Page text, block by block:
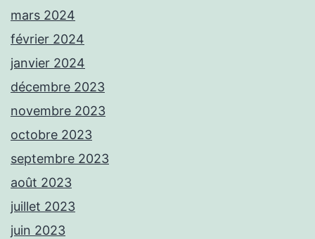
mars 2024
février 2024
janvier 2024
décembre 2023
novembre 2023
octobre 2023
septembre 2023
août 2023
juillet 2023
juin 2023